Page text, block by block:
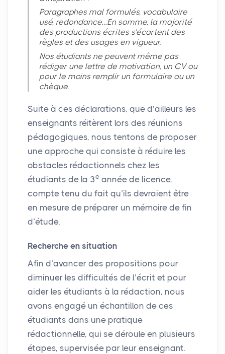
Paragraphes mal formulés, vocabulaire
usé, redondance…En somme, la majorité
des productions écrites s’écartent des
règles et des usages en vigueur.
Nos étudiants ne peuvent même pas
rédiger une lettre de motivation, un CVou
pour le moins remplir un formulaire ou un
chèque.
Suite à ces déclarations, que d’ailleurs les
enseignants réitèrent lors des réunions
pédagogiques, nous tentons de proposer
une approche qui consiste à réduire les
obstacles rédactionnels chez les
étudiants de la 3e année de licence,
compte tenu du fait qu’ils devraient être
en mesure de préparer un mémoire de fin
d’étude.
Recherche en situation
Afin d’avancer des propositions pour
diminuer les difficultés de l’écrit et pour
aider les étudiants à la rédaction, nous
avons engagé un échantillon de ces
étudiants dans une pratique
rédactionnelle, qui se déroule en plusieurs
étapes, supervisée par leur enseignant.